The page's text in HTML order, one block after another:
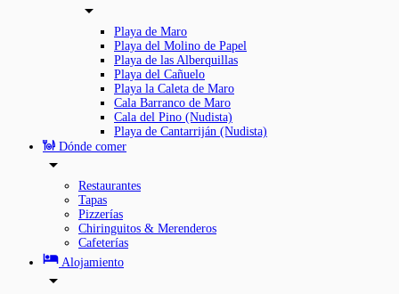
Playa de Maro
Playa del Molino de Papel
Playa de las Alberquillas
Playa del Cañuelo
Playa la Caleta de Maro
Cala Barranco de Maro
Cala del Pino (Nudista)
Playa de Cantarriján (Nudista)
Dónde comer
Restaurantes
Tapas
Pizzerías
Chiringuitos & Merenderos
Cafeterías
Alojamiento